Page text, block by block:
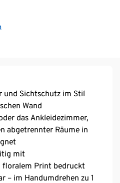
und Sichtschutz im Stil
Wand
das Ankleidezimmer,
abgetrennter Räume in
mit
floralem Print bedruckt
– im Handumdrehen zu 1